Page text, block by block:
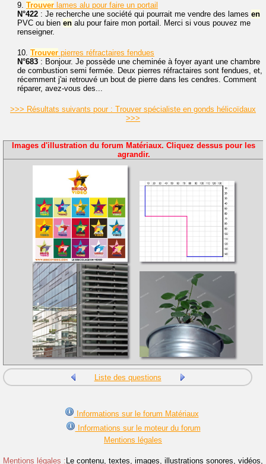
9. Trouver lames alu pour faire un portail
N°422 : Je recherche une société qui pourrait me vendre des lames en
PVC ou bien en alu pour faire mon portail. Merci si vous pouvez me
renseigner.
10. Trouver pierres réfractaires fendues
N°683 : Bonjour. Je possède une cheminée à foyer ayant une chambre
de combustion semi fermée. Deux pierres réfractaires sont fendues, et,
récemment j'ai retrouvé un bout de pierre dans les cendres. Comment
réparer, avez-vous des...
>>> Résultats suivants pour : Trouver spécialiste en gonds hélicoïdaux
>>>
Images d'illustration du forum Matériaux. Cliquez dessus pour les
agrandir.
Liste des questions
Informations sur le forum Matériaux
Informations sur le moteur du forum
Mentions légales
Mentions légales : Le contenu, textes, images, illustrations sonores, vidéos,